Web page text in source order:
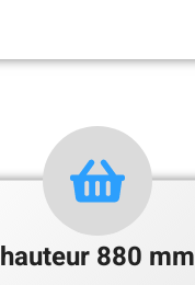
hauteur 880 mm